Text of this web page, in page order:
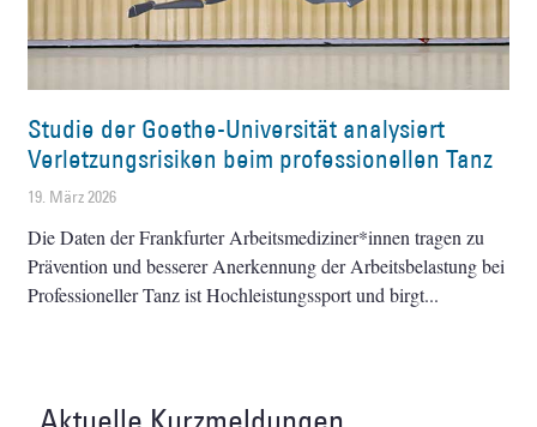
Studie der Goethe-Universität analysiert
Verletzungsrisiken beim professionellen Tanz
19. März 2026
Die Daten der Frankfurter Arbeitsmediziner*innen tragen zu
Prävention und besserer Anerkennung der Arbeitsbelastung bei
Professioneller Tanz ist Hochleistungssport und birgt